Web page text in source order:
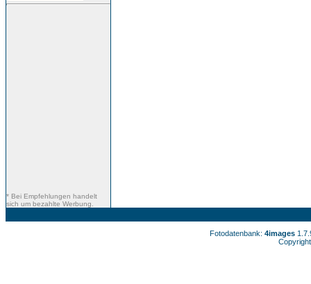
* Bei Empfehlungen handelt
sich um bezahlte Werbung.
Fotodatenbank: 4images